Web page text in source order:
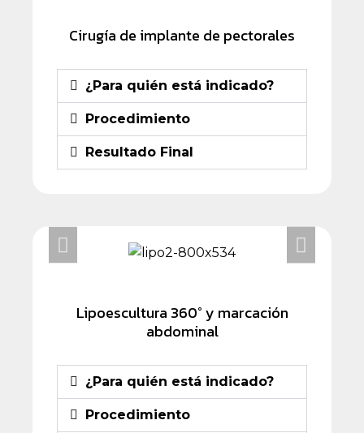
Cirugía de implante de pectorales
¿Para quién está indicado?
Procedimiento
Resultado Final
Lipoescultura 360° y marcación
abdominal
¿Para quién está indicado?
Procedimiento